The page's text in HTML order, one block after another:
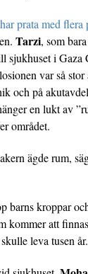
prata med flera
Tarzi, som
sjukhuset i
var så
och på
en lukt av
området.
ägde rum,
barns kroppar
kommer att
leva tusen år.